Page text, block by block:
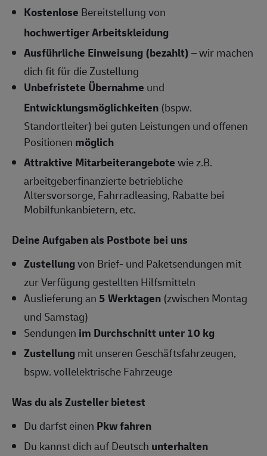
Kostenlose Bereitstellung von
hochwertiger Arbeitskleidung
Ausführliche Einweisung (bezahlt)– wir machen
dich fit für die Zustellung
Unbefristete Übernahme und
Entwicklungsmöglichkeiten (bspw.
Standortleiter) bei guten Leistungen und offenen
Positionen möglich
Attraktive Mitarbeiterangebotewie z.B.
arbeitgeberfinanzierte betriebliche
Altersvorsorge, Fahrradleasing, Rabatte bei
Mobilfunkanbietern, etc.
Deine Aufgaben als Postbote bei uns
Zustellungvon Brief- und Paketsendungen mit
zur Verfügung gestellten Hilfsmitteln
Auslieferung an5 Werktagen (zwischen Montag
und Samstag)
Sendungen im Durchschnitt unter 10 kg
Zustellungmit unseren Geschäftsfahrzeugen,
bspw. vollelektrische Fahrzeuge
Was du als Zusteller bietest
Du darfst einen Pkw fahren
Du kannst dich auf Deutsch unterhalten